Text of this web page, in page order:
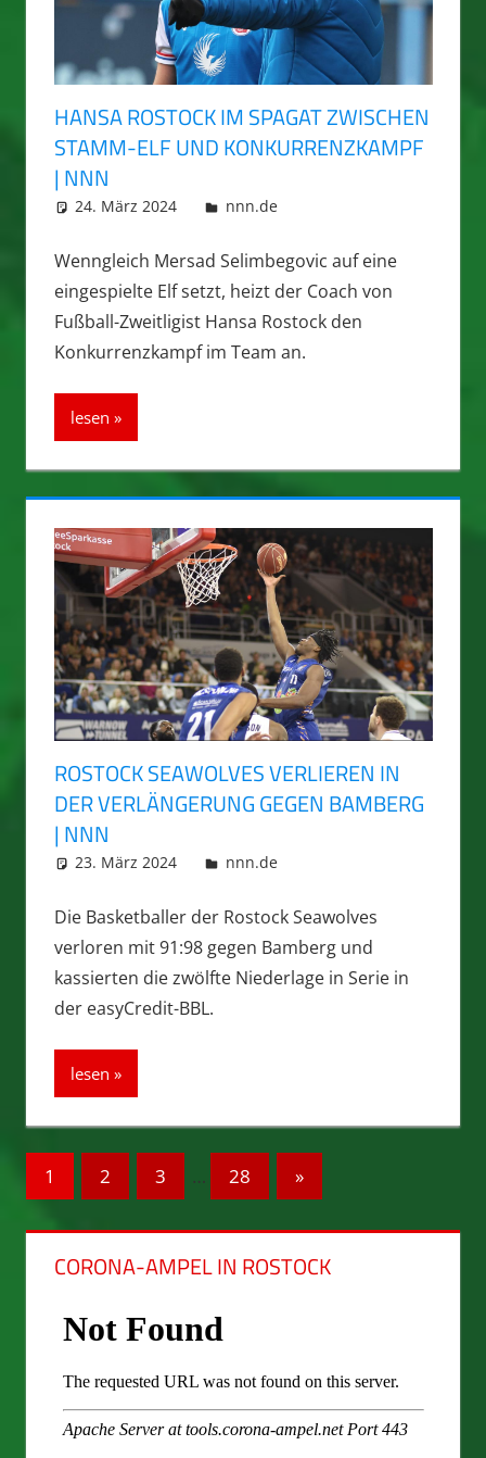
HANSA ROSTOCK IM SPAGAT ZWISCHEN
STAMM-ELF UND KONKURRENZKAMPF
| NNN
24. März 2024 integromat
nnn.de
Wenngleich Mersad Selimbegovic auf eine
eingespielte Elf setzt, heizt der Coach von
Fußball-Zweitligist Hansa Rostock den
Konkurrenzkampf im Team an.
lesen
ROSTOCK SEAWOLVES VERLIEREN IN
DER VERLÄNGERUNG GEGEN BAMBERG
| NNN
23. März 2024 integromat
nnn.de
Die Basketballer der Rostock Seawolves
verloren mit 91:98 gegen Bamberg und
kassierten die zwölfte Niederlage in Serie in
der easyCredit-BBL.
lesen
Seitennummerierung
der
Beiträge
1 2 3 … 28
Nächste
Beiträge
»
CORONA-AMPEL IN ROSTOCK